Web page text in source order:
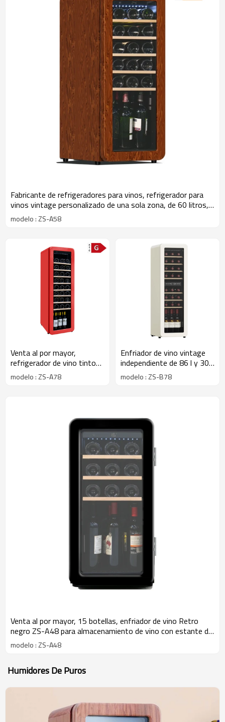
Fabricante de refrigeradores para vinos, refrigerador para
vinos vintage personalizado de una sola zona, de 60 litros,
con diseño de ABS
modelo : ZS-A58
Venta al por mayor,
refrigerador de vino tinto
vintage de una sola zona,
de 90 l y 33 botellas, para
modelo : ZS-A78
Enfriador de vino vintage
independiente de 86 l y 30
botellas de zona dual con 7
zonas de madera de haya
modelo : ZS-B78
Venta al por mayor, 15 botellas, enfriador de vino Retro
negro ZS-A48 para almacenamiento de vino con estante de
madera de haya
modelo : ZS-A48
Humidores De Puros